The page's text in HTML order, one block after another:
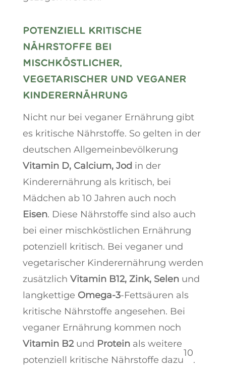
POTENZIELL KRITISCHE
NÄHRSTOFFE BEI
MISCHKÖSTLICHER,
VEGETARISCHER UND VEGANER
KINDERERNÄHRUNG
Nicht nur bei veganer Ernährung gibt
es kritische Nährstoffe. So gelten in der
deutschen Allgemeinbevölkerung
Vitamin D, Calcium, Jodin der
Kinderernährung als kritisch, bei
Mädchen ab 10 Jahren auch noch
Eisen. Diese Nährstoffe sind also auch
bei einer mischköstlichen Ernährung
potenziell kritisch. Bei veganer und
vegetarischer Kinderernährung werden
zusätzlich Vitamin B12, Zink, Selenund
langkettige Omega-3-Fettsäuren als
kritische Nährstoffe angesehen. Bei
veganer Ernährung kommen noch
Vitamin B2und Protein als weitere
potenziell kritische Nährstoffe dazu
10
.